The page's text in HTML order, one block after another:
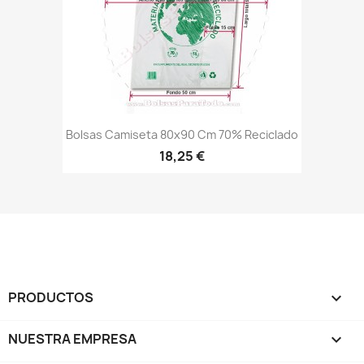
Bolsas Camiseta 80x90 Cm 70% Reciclado
18,25 €
PRODUCTOS 
NUESTRA EMPRESA 